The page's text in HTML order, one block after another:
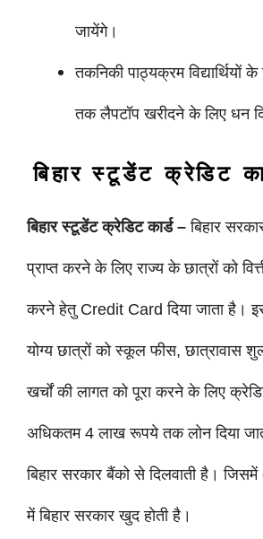
जायेंगे।
तकनिकी पाठ्यक्रम
तक लैपटॉप खरीदने के लिए धन
बिहार स्टूडेंट क्रेडिट
बिहार स्टूडेंट क्रेडिट कार्ड –बिहार
प्राप्त करने के लिए राज्य के छात्रों को
करने हेतु Credit Card दिया जाता है।
योग्य छात्रों को स्कूल फीस, छात्रावास
खर्चों की लागत को पूरा करने के लिए
अधिकतम 4 लाख रूपये तक लोन दिया
बिहार सरकार बैंको से दिलवाती है।
में बिहार सरकार खुद होती है।